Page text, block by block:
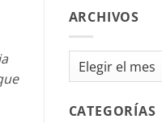
ARCHIVOS
Archivos
CATEGORÍAS